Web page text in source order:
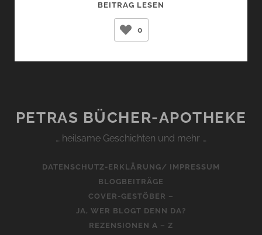
BEITRAG LESEN
KETTU)
0
PETRAS BÜCHER-APOTHEKE
… heilsame Geschichten und mehr …
DATENSCHUTZ-ERKLÄRUNG/ IMPRESSUM
BLOGBEITRÄGE
COVER-GESTÖBER –
JA, WER BLOGT DENN DA?
REZENSIONEN A – Z